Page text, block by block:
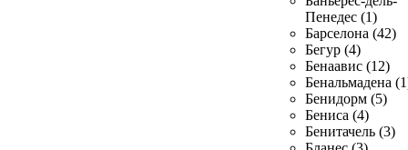
Пенедес (1)
Барселона (42)
Бегур (4)
Бенаавис (12)
Бенальмадена
Бенидорм (5)
Бениса (4)
Бенитачель (3)